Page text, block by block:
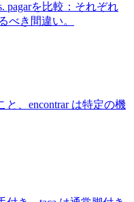
pagarを比較：それぞれ
べき間違い。
と、encontrar は特定の機